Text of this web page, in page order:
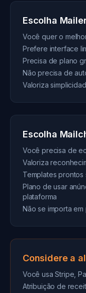
Escolha
Você quer o
Prefere interface
Precisa de plano
Não precisa de
Valoriza
Escolha
Você precisa de
Valoriza
Templates
Plano de usar
plataforma
Não se importa
Considere a
Você usa Stripe,
Atribuição de